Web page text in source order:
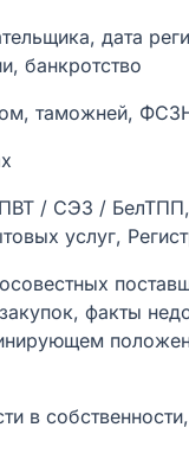
дата
банкротство
таможней,
/ СЭЗ /
услуг,
факты
в